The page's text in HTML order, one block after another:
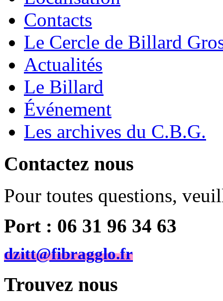
Contacts
Le Cercle de Billard
Actualités
Le Billard
Événement
Les archives du C.B.G.
Contactez nous
Pour toutes questions,
Port : 06 31 96 34 63
dzitt@fibragglo.fr
Trouvez nous